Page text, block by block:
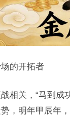
的开拓者
相关，“马到成
，明年甲辰年